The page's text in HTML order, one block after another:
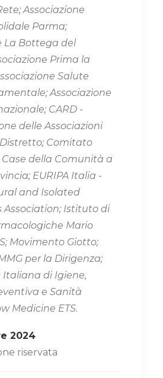
Associazione
Parma;
La Bottega del
Prima la
Salute
Associazione
CARD -
delle Associazioni
Comitato
della Comunità a
EURIPA Italia -
and Isolated
Association; Istituto di
Mario
Movimento Giotto;
per la Dirigenza;
Italiana di Igiene,
e Sanità
Medicine ETS.
2024
riservata